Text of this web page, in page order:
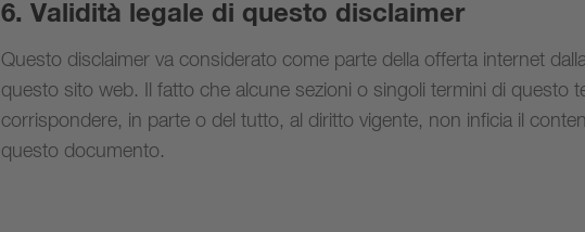
6. Validità legale di questo disclaimer
Questo disclaimer va considerato come parte della offerta internet
questo sito web. Il fatto che alcune sezioni o singoli termini di questo
corrispondere, in parte o del tutto, al diritto vigente, non inficia il
questo documento.